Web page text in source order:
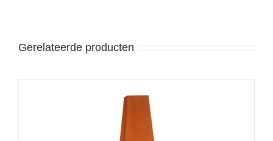
Gerelateerde producten